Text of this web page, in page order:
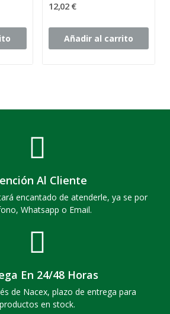
12,02 €
Añadir al carrito
Al Cliente
encantado de atenderle, ya se por
Whatsapp o Email.
En 24/48 Horas
de Nacex, plazo de entrega para
productos en stock.